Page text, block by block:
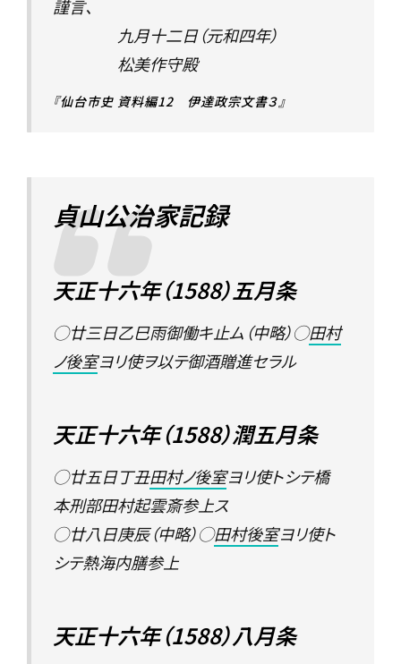
謹言、
九月十二日（元和四年）
松美作守殿
『仙台市史 資料編12 伊達政宗文書３』
貞山公治家記録
天正十六年（1588）五月条
◯廿三日乙巳雨御働キ止ム（中略）◯田村
ノ後室ヨリ使ヲ以テ御酒贈進セラル
天正十六年（1588）潤五月条
◯廿五日丁丑田村ノ後室ヨリ使トシテ橋
本刑部田村起雲斎参上ス
◯廿八日庚辰（中略）◯田村後室ヨリ使ト
シテ熱海内膳参上
天正十六年（1588）八月条